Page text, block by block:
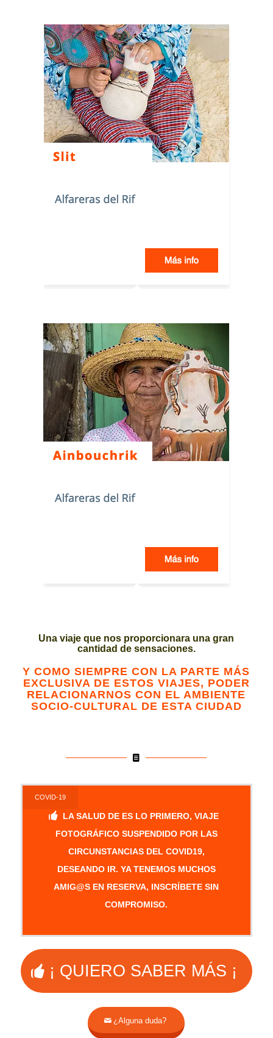
Una viaje que nos proporcionara una gran
cantidad de sensaciones.
Y COMO SIEMPRE CON LA PARTE MÁS
EXCLUSIVA DE ESTOS VIAJES, PODER
RELACIONARNOS CON EL AMBIENTE
SOCIO-CULTURAL DE ESTA CIUDAD
COVID-19
LA SALUD DE ES LO PRIMERO, VIAJE
FOTOGRÁFICO SUSPENDIDO POR LAS
CIRCUNSTANCIAS DEL COVID19,
DESEANDO IR. YA TENEMOS MUCHOS
AMIG@S EN RESERVA, INSCRÍBETE SIN
COMPROMISO.
¡ QUIERO SABER MÁS ¡
¿Alguna duda?